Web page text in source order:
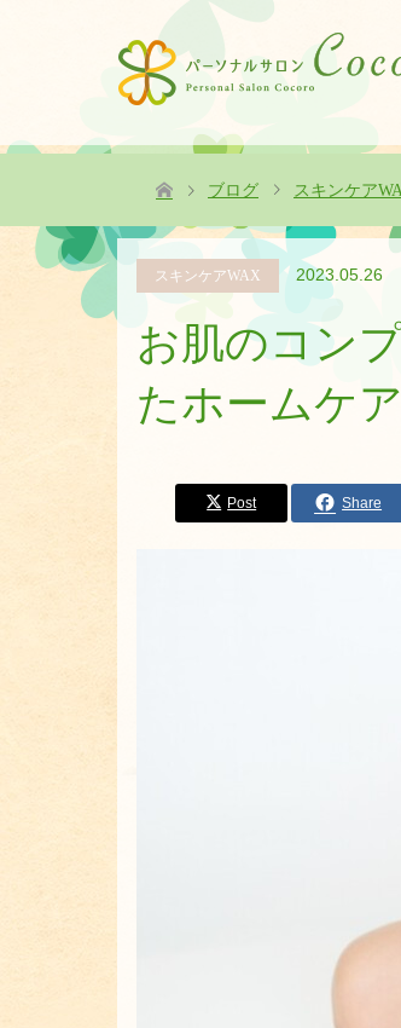
ブログ スキンケア
スキンケアWAX 2023.05.26
お肌のコン
たホームケ
Post Share